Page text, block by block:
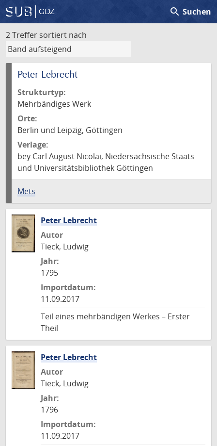
GDZ search Suchen
2 Treffer sortiert nach
Peter Lebrecht
Strukturtyp:
Mehrbändiges Werk
Orte:
Berlin und Leipzig, Göttingen
Verlage:
bey Carl August Nicolai, Niedersächsische Staats-
und Universitätsbibliothek Göttingen
Mets
Peter Lebrecht
Autor
Tieck, Ludwig
Jahr:
1795
Importdatum:
11.09.2017
Teil eines mehrbändigen Werkes – Erster
Theil
Peter Lebrecht
Autor
Tieck, Ludwig
Jahr:
1796
Importdatum:
11.09.2017